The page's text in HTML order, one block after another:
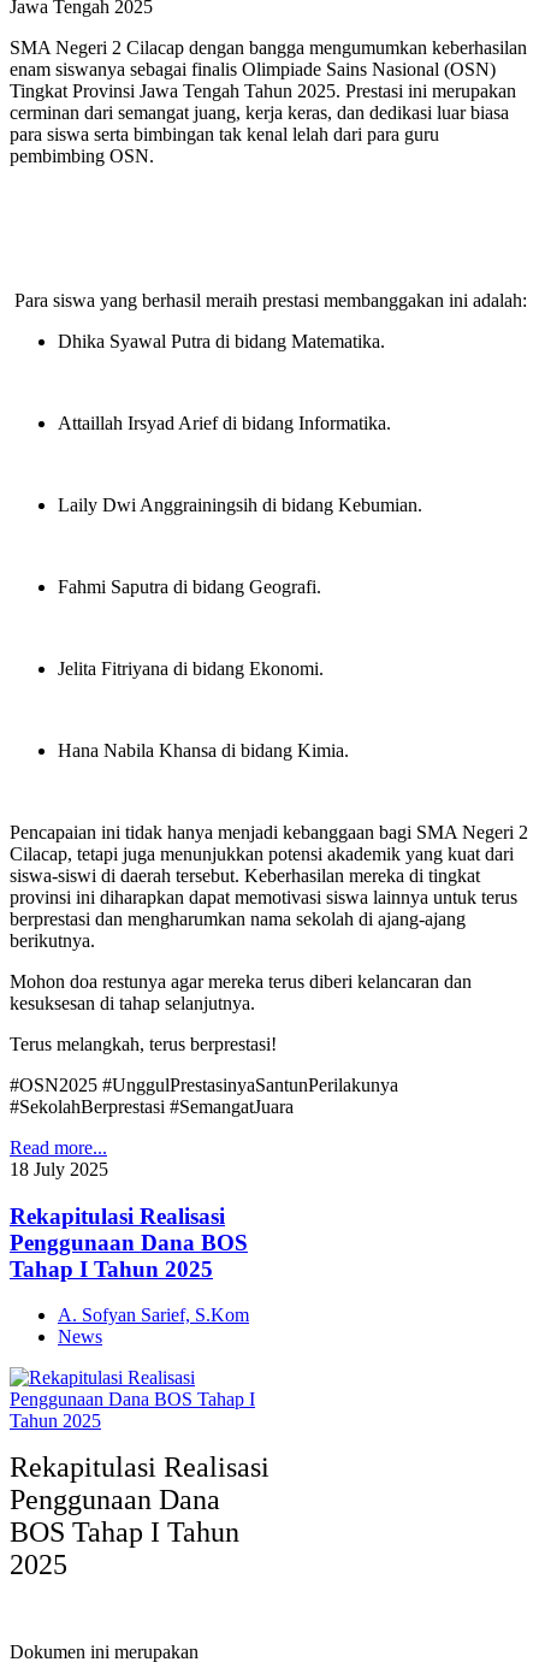
Jawa Tengah 2025
SMA Negeri 2 Cilacap dengan bangga mengumumkan keberhasilan
enam siswanya sebagai finalis Olimpiade Sains Nasional (OSN)
Tingkat Provinsi Jawa Tengah Tahun 2025. Prestasi ini merupakan
cerminan dari semangat juang, kerja keras, dan dedikasi luar biasa
para siswa serta bimbingan tak kenal lelah dari para guru
pembimbing OSN.
Para siswa yang berhasil meraih prestasi membanggakan ini adalah:
Dhika Syawal Putra di bidang Matematika.
Attaillah Irsyad Arief di bidang Informatika.
Laily Dwi Anggrainingsih di bidang Kebumian.
Fahmi Saputra di bidang Geografi.
Jelita Fitriyana di bidang Ekonomi.
Hana Nabila Khansa di bidang Kimia.
Pencapaian ini tidak hanya menjadi kebanggaan bagi SMA Negeri 2
Cilacap, tetapi juga menunjukkan potensi akademik yang kuat dari
siswa-siswi di daerah tersebut. Keberhasilan mereka di tingkat
provinsi ini diharapkan dapat memotivasi siswa lainnya untuk terus
berprestasi dan mengharumkan nama sekolah di ajang-ajang
berikutnya.
Mohon doa restunya agar mereka terus diberi kelancaran dan
kesuksesan di tahap selanjutnya.
Terus melangkah, terus berprestasi!
#OSN2025 #UnggulPrestasinyaSantunPerilakunya
#SekolahBerprestasi #SemangatJuara
Read more...
18 July 2025
Rekapitulasi Realisasi
Penggunaan Dana BOS
Tahap I Tahun 2025
A. Sofyan Sarief, S.Kom
News
Rekapitulasi Realisasi
Penggunaan Dana
BOS Tahap I Tahun
2025
Dokumen ini merupakan